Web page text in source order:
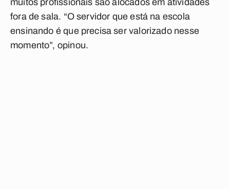
muitos profissionais são alocados em atividades
fora de sala. “O servidor que está na escola
ensinando é que precisa ser valorizado nesse
momento”, opinou.